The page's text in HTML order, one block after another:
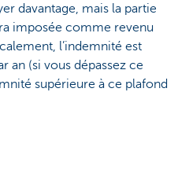
davantage, mais la partie
imposée comme revenu
l’indemnité est
an (si vous dépassez ce
supérieure à ce plafond